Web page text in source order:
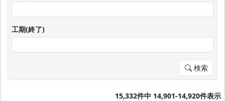
工期(終了)
検索
15,332件中 14,901-14,920件表示